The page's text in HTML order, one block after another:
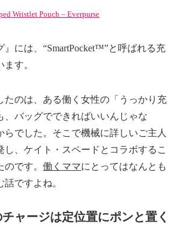
Wristlet Pouch – Everpurse
』には、“SmartPocket™”と呼ばれる充
す。
たのは、ある働く女性の「うっかり充
、バッグでできればいいんじゃな
らでした。そこで機械に詳しいご主人
し、ケイト・スペードとコラボするこ
のです。働くママにとってはなんとも
ですよね。
ャージは定位置にポンと置く